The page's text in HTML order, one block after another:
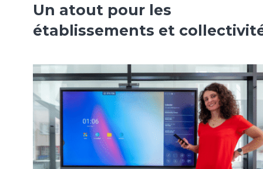
Un atout pour les
établissements et